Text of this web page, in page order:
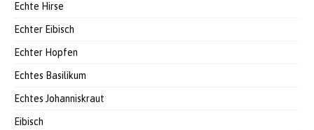
Echte Hirse
Echter Eibisch
Echter Hopfen
Echtes Basilikum
Echtes Johanniskraut
Eibisch